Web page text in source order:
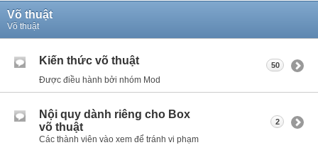
Võ thuật
Võ thuật
Kiến thức võ thuật
Được điều hành bởi nhóm Mod
50
Nội quy dành riêng cho Box
võ thuật
Các thành viên vào xem để tránh vi phạm
2